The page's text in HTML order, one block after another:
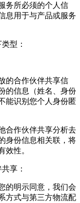
务所必须的个人信
息用于与产品或服务
型：
的合作伙伴共享信
的信息（姓名、身份
能识别您个人身份匿
合作伙伴共享分析去
身份信息相关联，将
效性。
享：
的明示同意，我们会
方式与第三方物流配